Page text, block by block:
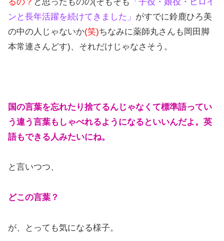
ンと長年活躍を続けてきました」 がすでに鈴鹿ひろ美
の中の人じゃないか(笑)ちなみに薬師丸さんも岡田脚
本常連さんどす)、それだけじゃなさそう。
国の言葉を忘れたり捨てるんじゃなくて標準語ってい
う違う言葉もしゃべれるようになるといいんだよ。英
語もできる人みたいにね。
と言いつつ、
どこの言葉？
が、とっても気になる様子。